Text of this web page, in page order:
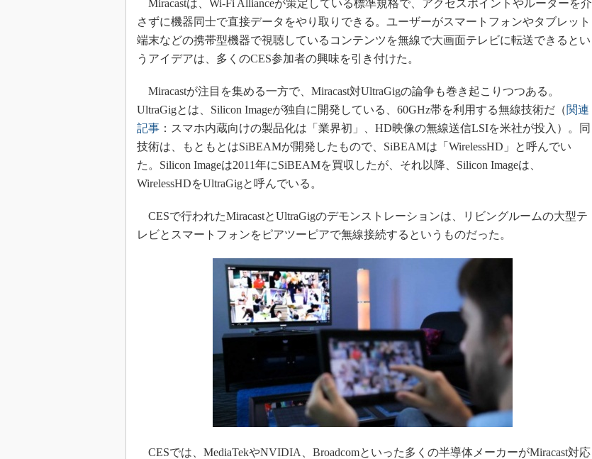
IHSアナリスト「未来展望」
「英語に愛されないエンジニア」の
ための新行動論
Miracastは、Wi-Fi Allianceが策定している標準規格で、アクセスポイントやルーターを介
さずに機器同士で直接データをやり取りできる。ユーザーがスマートフォンやタブレット
端末などの携帯型機器で視聴しているコンテンツを無線で大画面テレビに転送できるとい
うアイデアは、多くのCES参加者の興味を引き付けた。
Miracastが注目を集める一方で、Miracast対UltraGigの論争も巻き起こりつつある。
UltraGigとは、Silicon Imageが独自に開発している、60GHz帯を利用する無線技術だ（関連
記事 ：スマホ内蔵向けの製品化は「業界初」、HD映像の無線送信LSIを米社が投入）。同
技術は、もともとはSiBEAMが開発したもので、SiBEAMは「WirelessHD」と呼んでい
た。Silicon Imageは2011年にSiBEAMを買収したが、それ以降、Silicon Imageは、
WirelessHDをUltraGigと呼んでいる。
CESで行われたMiracastとUltraGigのデモンストレーションは、リビングルームの大型テ
レビとスマートフォンをピアツーピアで無線接続するというものだった。
CESでは、MediaTekやNVIDIA、Broadcomといった多くの半導体メーカーがMiracast対応